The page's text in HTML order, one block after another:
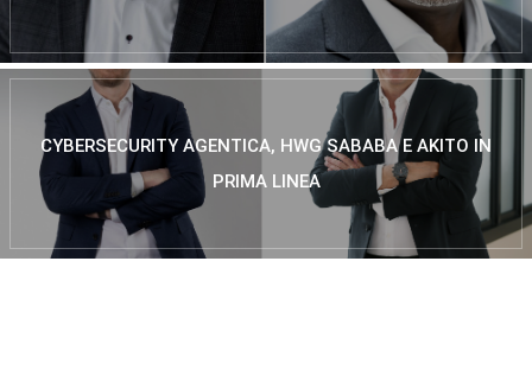
CYBERSECURITY AGENTICA, HWG SABABA E AKITO IN
PRIMA LINEA